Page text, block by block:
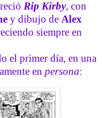
Rip Kirby, con
y dibujo de Alex
siempre en
el primer día, en una
en persona: